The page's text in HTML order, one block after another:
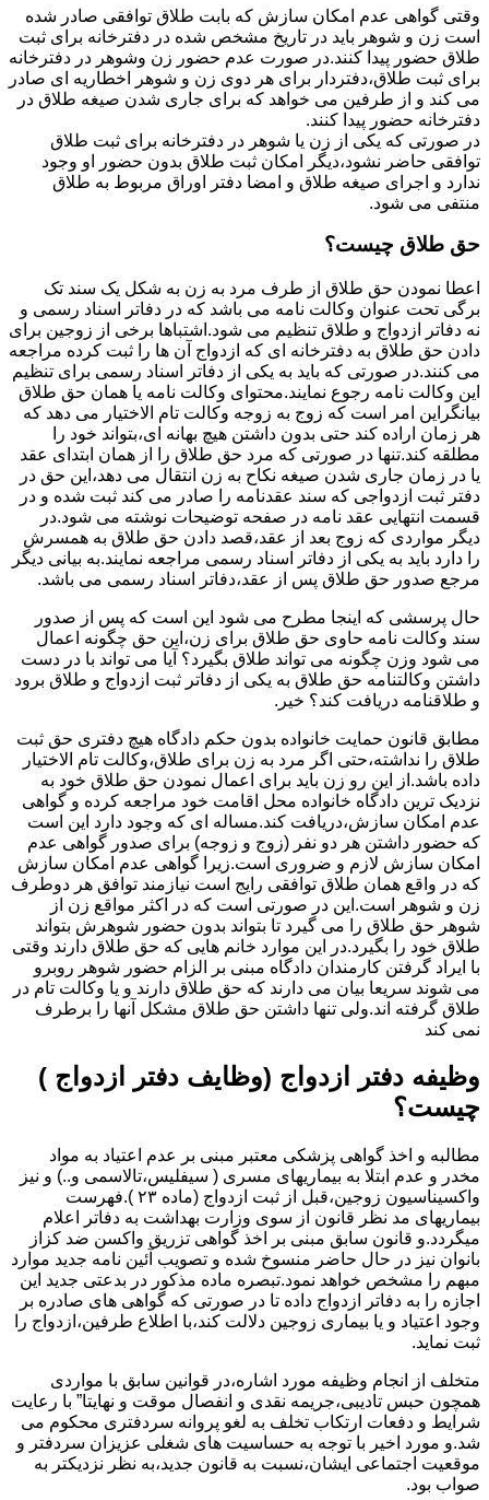
وقتی گواهی عدم امکان سازش که بابت طلاق توافقی صادر شده
است زن و شوهر باید در تاریخ مشخص شده در دفترخانه برای ثبت
طلاق حضور پیدا کنند.در صورت عدم حضور زن وشوهر در دفترخانه
برای ثبت طلاق،دفتردار برای هر دوی زن و شوهر اخطاریه ای صادر
می کند و از طرفین می خواهد که برای جاری شدن صیغه طلاق در
دفترخانه حضور پیدا کنند.
در صورتی که یکی از زن یا شوهر در دفترخانه برای ثبت طلاق
توافقی حاضر نشود،دیگر امکان ثبت طلاق بدون حضور او وجود
ندارد و اجرای صیغه طلاق و امضا دفتر اوراق مربوط به طلاق
منتفی می شود.
حق طلاق چیست؟
اعطا نمودن حق طلاق از طرف مرد به زن به شکل یک سند تک
برگی تحت عنوان وکالت نامه می باشد که در دفاتر اسناد رسمی و
نه دفاتر ازدواج و طلاق تنظیم می شود.اشتباها برخی از زوجین برای
دادن حق طلاق به دفترخانه ای که ازدواج آن ها را ثبت کرده مراجعه
می کنند.در صورتی که باید به یکی از دفاتر اسناد رسمی برای تنظیم
این وکالت نامه رجوع نمایند.محتوای وکالت نامه یا همان حق طلاق
بیانگراین امر است که زوج به زوجه وکالت تام الاختیار می دهد که
هر زمان اراده کند حتی بدون داشتن هیچ بهانه ای،بتواند خود را
مطلقه کند.تنها در صورتی که مرد حق طلاق را از همان ابتدای عقد
یا در زمان جاری شدن صیغه نکاح به زن انتقال می دهد،این حق در
دفتر ثبت ازدواجی که سند عقدنامه را صادر می کند ثبت شده و در
قسمت انتهایی عقد نامه در صفحه توضیحات نوشته می شود.در
دیگر مواردی که زوج بعد از عقد،قصد دادن حق طلاق به همسرش
را دارد باید به یکی از دفاتر اسناد رسمی مراجعه نمایند.به بیانی دیگر
مرجع صدور حق طلاق پس از عقد،دفاتر اسناد رسمی می باشد.
حال پرسشی که اینجا مطرح می شود این است که پس از صدور
سند وکالت نامه حاوی حق طلاق برای زن،این حق چگونه اعمال
می شود وزن چگونه می تواند طلاق بگیرد؟ آیا می تواند با در دست
داشتن وکالتنامه حق طلاق به یکی از دفاتر ثبت ازدواج و طلاق برود
و طلاقنامه دریافت کند؟ خیر.
مطابق قانون حمایت خانواده بدون حکم دادگاه هیچ دفتری حق ثبت
طلاق را نداشته،حتی اگر مرد به زن برای طلاق،وکالت تام الاختیار
داده باشد.از این رو زن باید برای اعمال نمودن حق طلاق خود به
نزدیک ترین دادگاه خانواده محل اقامت خود مراجعه کرده و گواهی
عدم امکان سازش،دریافت کند.مساله ای که وجود دارد این است
که حضور داشتن هر دو نفر (زوج و زوجه) برای صدور گواهی عدم
امکان سازش لازم و ضروری است.زیرا گواهی عدم امکان سازش
که در واقع همان طلاق توافقی رایج است نیازمند توافق هر دوطرف
زن و شوهر است.این در صورتی است که در اکثر مواقع زن از
شوهر حق طلاق را می گیرد تا بتواند بدون حضور شوهرش بتواند
طلاق خود را بگیرد.در این موارد خانم هایی که حق طلاق دارند وقتی
با ایراد گرفتن کارمندان دادگاه مبنی بر الزام حضور شوهر روبرو
می شوند سریعا بیان می دارند که حق طلاق دارند و یا وکالت تام در
طلاق گرفته اند.ولی تنها داشتن حق طلاق مشکل آنها را برطرف
نمی کند
وظیفه دفتر ازدواج (وظایف دفتر ازدواج )
چیست؟
مطالبه و اخذ گواهی پزشکی معتبر مبنی بر عدم اعتیاد به مواد
مخدر و عدم ابتلا به بیماریهای مسری ( سیفلیس،تالاسمی و..) و نیز
واکسیناسیون زوجین،قبل از ثبت ازدواج (ماده ۲۳ ).فهرست
بیماریهای مد نظر قانون از سوی وزارت بهداشت به دفاتر اعلام
میگردد.و قانون سابق مبنی بر اخذ گواهی تزریق واکسن ضد کزاز
بانوان نیز در حال حاضر منسوخ شده و تصویب آئین نامه جدید موارد
مبهم را مشخص خواهد نمود.تبصره ماده مذکور در بدعتی جدید این
اجازه را به دفاتر ازدواج داده تا در صورتی که گواهی های صادره بر
وجود اعتیاد و یا بیماری زوجین دلالت کند،با اطلاع طرفین،ازدواج را
ثبت نماید.
متخلف از انجام وظیفه مورد اشاره،در قوانین سابق با مواردی
همچون حبس تادیبی،جریمه نقدی و انفصال موقت و نهایتا” با رعایت
شرایط و دفعات ارتکاب تخلف به لغو پروانه سردفتری محکوم می
شد.و مورد اخیر با توجه به حساسیت های شغلی عزیزان سردفتر و
موقعیت اجتماعی ایشان،نسبت به قانون جدید،به نظر نزدیکتر به
صواب بود.